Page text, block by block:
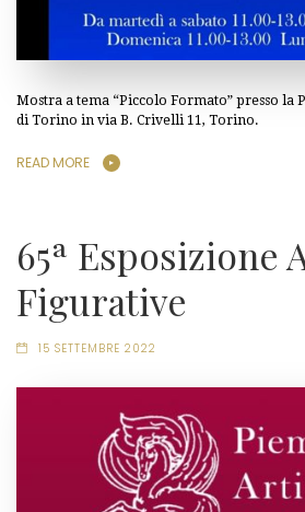
Mostra a tema “Piccolo Formato” presso
di Torino in via B. Crivelli 11, Torino.
READ MORE
65ª Esposizione
Figurative
15 SETTEMBRE 2022